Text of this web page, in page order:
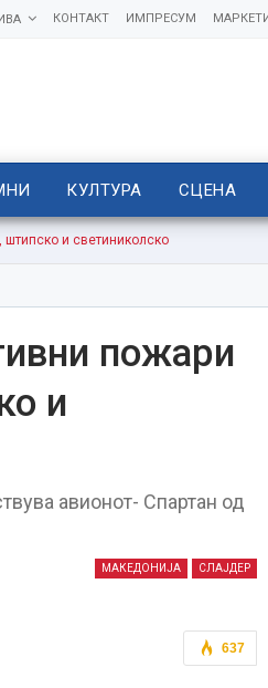
ИМПРЕСУМ
КОНТАКТ
КУЛТУРА СЦЕНА
и светиниколско
пожари
и
авионот- Спартан од
МАКЕДОНИЈА СЛАЈДЕР
637